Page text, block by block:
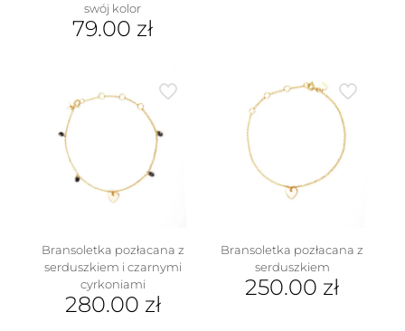
swój kolor
79.00 zł
wiele
wariantów.
można
wybrać
na
stronie
Bransoletka pozłacana z
serduszkiem i czarnymi
cyrkoniami
280.00 zł
Bransoletka pozłacana z
serduszkiem
250.00 zł